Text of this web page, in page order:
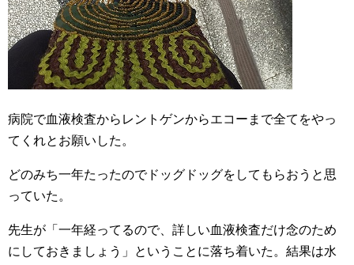
病院で血液検査からレントゲンからエコーまで全てをやっ
てくれとお願いした。
どのみち一年たったのでドッグドッグをしてもらおうと思
っていた。
先生が「一年経ってるので、詳しい血液検査だけ念のため
にしておきましょう」ということに落ち着いた。結果は水